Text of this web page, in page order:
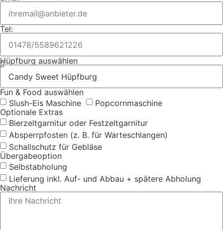
Tel:
Hüpfburg auswählen
Fun & Food auswählen
Slush-Eis Maschine
Popcornmaschine
Optionale Extras
Bierzeltgarnitur oder Festzeltgarnitur
Absperrpfosten (z. B. für Warteschlangen)
Schallschutz für Gebläse
Übergabeoption
Selbstabholung
Lieferung inkl. Auf- und Abbau + spätere Abholung
Nachricht